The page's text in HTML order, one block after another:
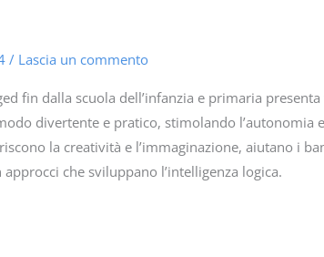
/ Lascia un commento
fin dalla scuola dell’infanzia e primaria
divertente e pratico, stimolando
la creatività e l’immaginazione, aiutano i
che sviluppano l’intelligenza logica.